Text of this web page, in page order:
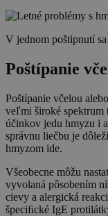
V jednom poštipnutí
Poštípanie
Poštípanie včelou
veľmi široké spektrum
účinkov jedu hmyzu i
správnu liečbu je
hmyzom ide.
Všeobecne môžu
vyvolaná pôsobením
cievy a alergická
špeciﬁcké IgE